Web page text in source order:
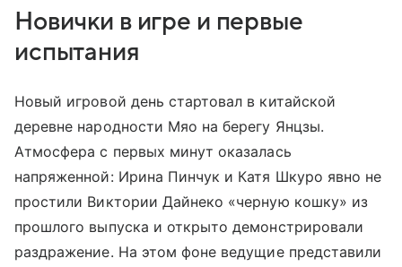
Новички в игре и первые
испытания
Новый игровой день стартовал в китайской
деревне народности Мяо на берегу Янцзы.
Атмосфера с первых минут оказалась
напряженной: Ирина Пинчук и Катя Шкуро явно не
простили Виктории Дайнеко «черную кошку» из
прошлого выпуска и открыто демонстрировали
раздражение. На этом фоне ведущие представили